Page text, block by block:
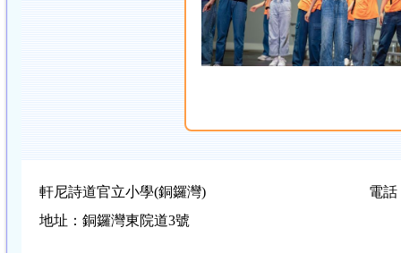
軒尼詩道官立小學(銅鑼灣)
電話
地址：銅鑼灣東院道3號